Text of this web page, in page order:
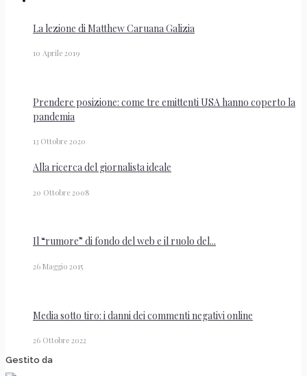
La lezione di Matthew Caruana Galizia
10 Aprile 2019
Prendere posizione: come tre emittenti USA hanno coperto la
pandemia
13 Ottobre 2020
Alla ricerca del giornalista ideale
20 Ottobre 2008
Il “rumore” di fondo del web e il ruolo del...
26 Maggio 2015
Media sotto tiro: i danni dei commenti negativi online
26 Ottobre 2022
Gestito da